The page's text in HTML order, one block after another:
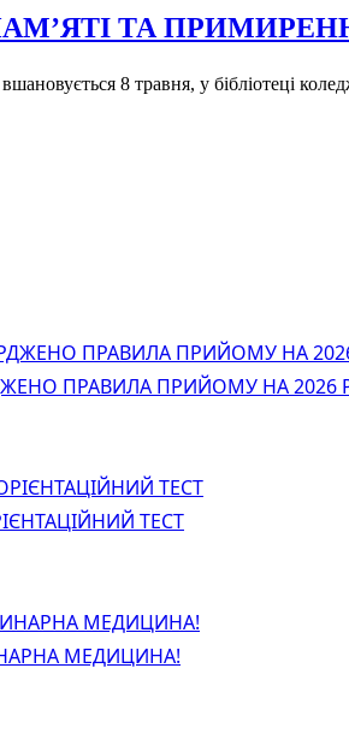
ТА
8 травня, у бібліотеці
ПРАВИЛА ПРИЙОМУ НА 2026
ТЕСТ
МЕДИЦИНА!